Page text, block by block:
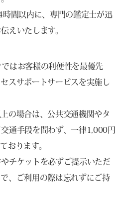
間以内に、専門の鑑定士が迅
えいたします。
はお客様の利便性を最優先
スサポートサービスを実施し
の場合は、公共交通機関やタ
通手段を問わず、一律1,000円
おります。
チケットを必ずご提示いただ
、ご利用の際は忘れずにご持